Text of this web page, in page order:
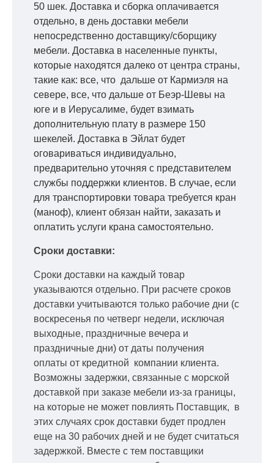
50 шек. Доставка и сборка оплачивается
отдельно, в день доставки мебели
непосредственно доставщику/сборщику
мебели. Доставка в населенные пункты,
которые находятся далеко от центра страны,
такие как: все, что дальше от Кармиэля на
севере, все, что дальше от Беэр-Шевы на
юге и в Иерусалиме, будет взимать
дополнительную плату в размере 150
шекелей. Доставка в Эйлат будет
оговариваться индивидуально,
предварительно уточняя с представителем
службы поддержки клиентов. В случае, если
для транспортировки товара требуется кран
(маноф), клиент обязан найти, заказать и
оплатить услуги крана самостоятельно.
Сроки доставки:
Сроки доставки на каждый товар
указываются отдельно. При расчете сроков
доставки учитываются только рабочие дни (с
воскресенья по четверг недели, исключая
выходные, праздничные вечера и
праздничные дни) от даты получения
оплаты от кредитной компании клиента.
Возможны задержки, связанные с морской
доставкой при заказе мебели из-за границы,
на которые не может повлиять Поставщик, в
этих случаях срок доставки будет продлен
еще на 30 рабочих дней и не будет считаться
задержкой. Вместе с тем поставщики